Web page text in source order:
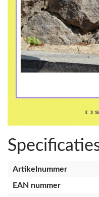
Artikelnummer
EAN nummer